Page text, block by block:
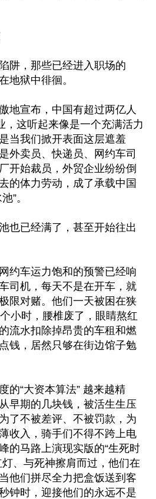
阱，那些已经进入职场的
地狱中徘徊。
地宣布，中国有超过两亿人
，这听起来像是一个充满活力
当我们掀开表面这层遮羞
外卖员、快递员、网约车司
开始裁员，外贸企业纷纷倒
的体力劳动，成了承载中国
”。
也已经满了，甚至开始往出
约车运力饱和的预警已经响
司机，每天不是在开车，就
限对赌。他们一天被困在狭
小时，腰椎废了，眼睛熬红
流水扣除掉昂贵的车租和燃
钱，居然只够在街边馆子勉
的“大资本算法” 越来越精
早期的几块钱，被活生生压
了不被差评、不被罚款，为
收入，骑手们不得不跨上电
的马路上演现实版的“生死时
、与死神擦肩而过，他们在
他们拼尽全力把盒饭送到客
钟时，迎接他们的永远不是